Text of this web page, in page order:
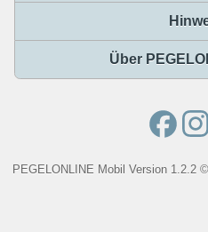
Über
PEGELONLINE Mobil Version 1.2.2